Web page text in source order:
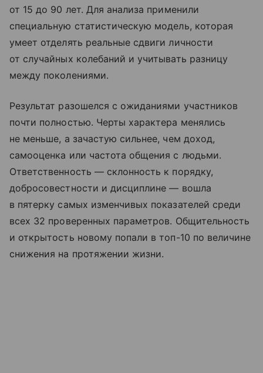
от 15 до 90 лет. Для анализа применили
специальную статистическую модель, которая
умеет отделять реальные сдвиги личности
от случайных колебаний и учитывать разницу
между поколениями.
Результат разошелся с ожиданиями участников
почти полностью. Черты характера менялись
не меньше, а зачастую сильнее, чем доход,
самооценка или частота общения с людьми.
Ответственность — склонность к порядку,
добросовестности и дисциплине — вошла
в пятерку самых изменчивых показателей среди
всех 32 проверенных параметров. Общительность
и открытость новому попали в топ-10 по величине
снижения на протяжении жизни.